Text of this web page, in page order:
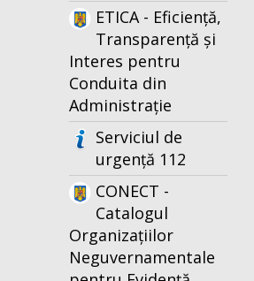
ETICA - Eficiență,
Transparență și
Interes pentru
Conduita din
Administrație
Serviciul de
urgență 112
CONECT -
Catalogul
Organizațiilor
Neguvernamentale